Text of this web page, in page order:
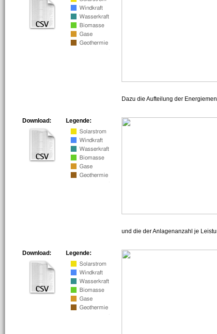
Dazu die Aufteilung der
Legende:
Download:
und die der Anlagenanzahl je
Legende:
Download: